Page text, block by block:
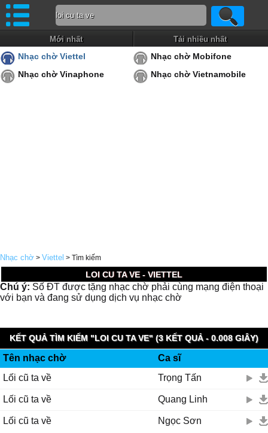
Mới nhất Tải nhiều nhất
Nhạc chờ Viettel
Nhạc chờ Mobifone
Nhạc chờ Vinaphone
Nhạc chờ Vietnamobile
Nhạc chờ > Viettel > Tìm kiếm
LOI CU TA VE - VIETTEL
Chú ý: Số ĐT được tặng nhạc chờ phải cùng mạng điện thoại
với bạn và đang sử dụng dịch vụ nhạc chờ
KẾT QUẢ TÌM KIẾM "LOI CU TA VE" (3 KẾT QUẢ - 0.008 GIÂY)
Tên nhạc chờ
Ca sĩ
Lối cũ ta về
Trọng Tấn
Lối cũ ta về Quang Linh
Lối cũ ta về Ngọc Sơn